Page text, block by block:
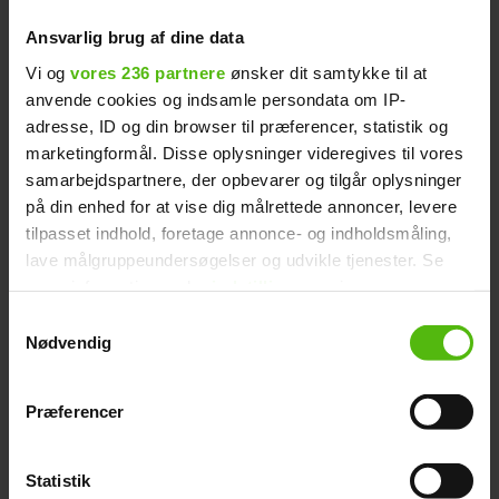
Ansvarlig brug af dine data
Vi og vores 236 partnere ønsker dit samtykke til at
anvende cookies og indsamle persondata om IP-
adresse, ID og din browser til præferencer, statistik og
marketingformål. Disse oplysninger videregives til vores
samarbejdspartnere, der opbevarer og tilgår oplysninger
på din enhed for at vise dig målrettede annoncer, levere
tilpasset indhold, foretage annonce- og indholdsmåling,
lave målgruppeundersøgelser og udvikle tjenester. Se
tilbage eller ændre indstillinger fra vores
"Cookiedeklaration", eller ved at trykke på "Privacy
Nødvendig
Præferencer
Statistik
indsats hos Viaplay og ønsker hende alt det
bedste fremover.
De første tre afsnit af "Paradise Hotel"
sæson 21 kan ses på Viaplay 1. januar
klokken 00.01.
Læs også:
5 hjerter til ’Vejen hjem’:
”Nikolaj Lie Kaas er rørende og